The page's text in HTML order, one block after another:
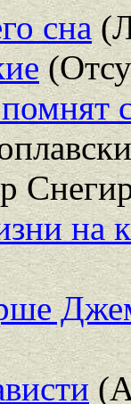
сна
на